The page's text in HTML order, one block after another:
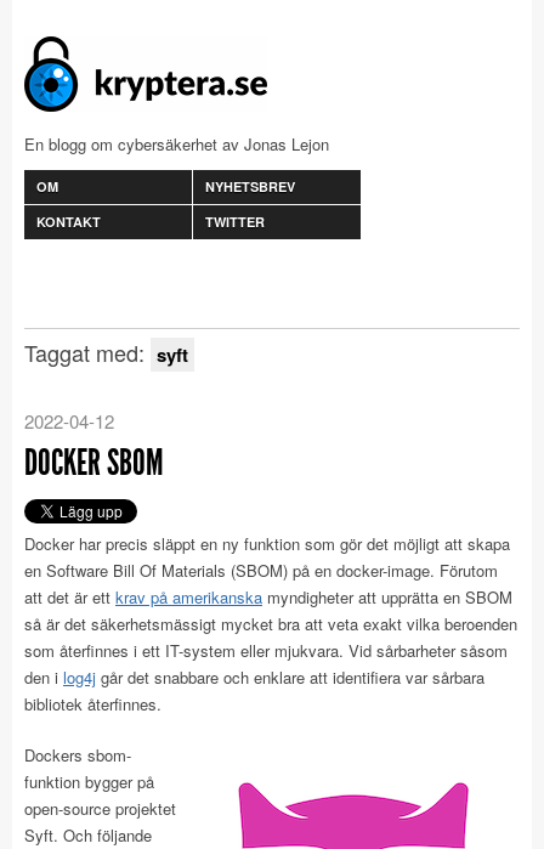
En blogg om cybersäkerhet av Jonas Lejon
OM
NYHETSBREV
KONTAKT
TWITTER
Taggat med: syft
2022-04-12
DOCKER SBOM
Docker har precis släppt en ny funktion som gör det möjligt att skapa
en Software Bill Of Materials (SBOM) på en docker-image. Förutom
att det är ett krav på amerikanska myndigheter att upprätta en SBOM
så är det säkerhetsmässigt mycket bra att veta exakt vilka beroenden
som återfinnes i ett IT-system eller mjukvara. Vid sårbarheter såsom
den i log4j går det snabbare och enklare att identifiera var sårbara
bibliotek återfinnes.
Dockers sbom-
funktion bygger på
open-source projektet
Syft. Och följande